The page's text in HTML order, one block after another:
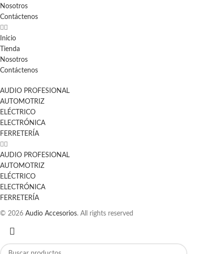
Nosotros
Contáctenos
Inicio
Tienda
Nosotros
Contáctenos
AUDIO PROFESIONAL
AUTOMOTRIZ
ELÉCTRICO
ELECTRÓNICA
FERRETERÍA
AUDIO PROFESIONAL
AUTOMOTRIZ
ELÉCTRICO
ELECTRÓNICA
FERRETERÍA
© 2026 Audio Accesorios. All rights reserved